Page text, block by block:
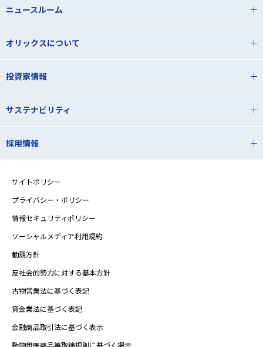
ニュースルーム
オリックスについて
投資家情報
サステナビリティ
採用情報
サイトポリシー
プライバシー・ポリシー
情報セキュリティポリシー
ソーシャルメディア利用規約
勧誘方針
反社会的勢力に対する基本方針
古物営業法に基づく表記
貸金業法に基づく表記
金融商品取引法に基づく表示